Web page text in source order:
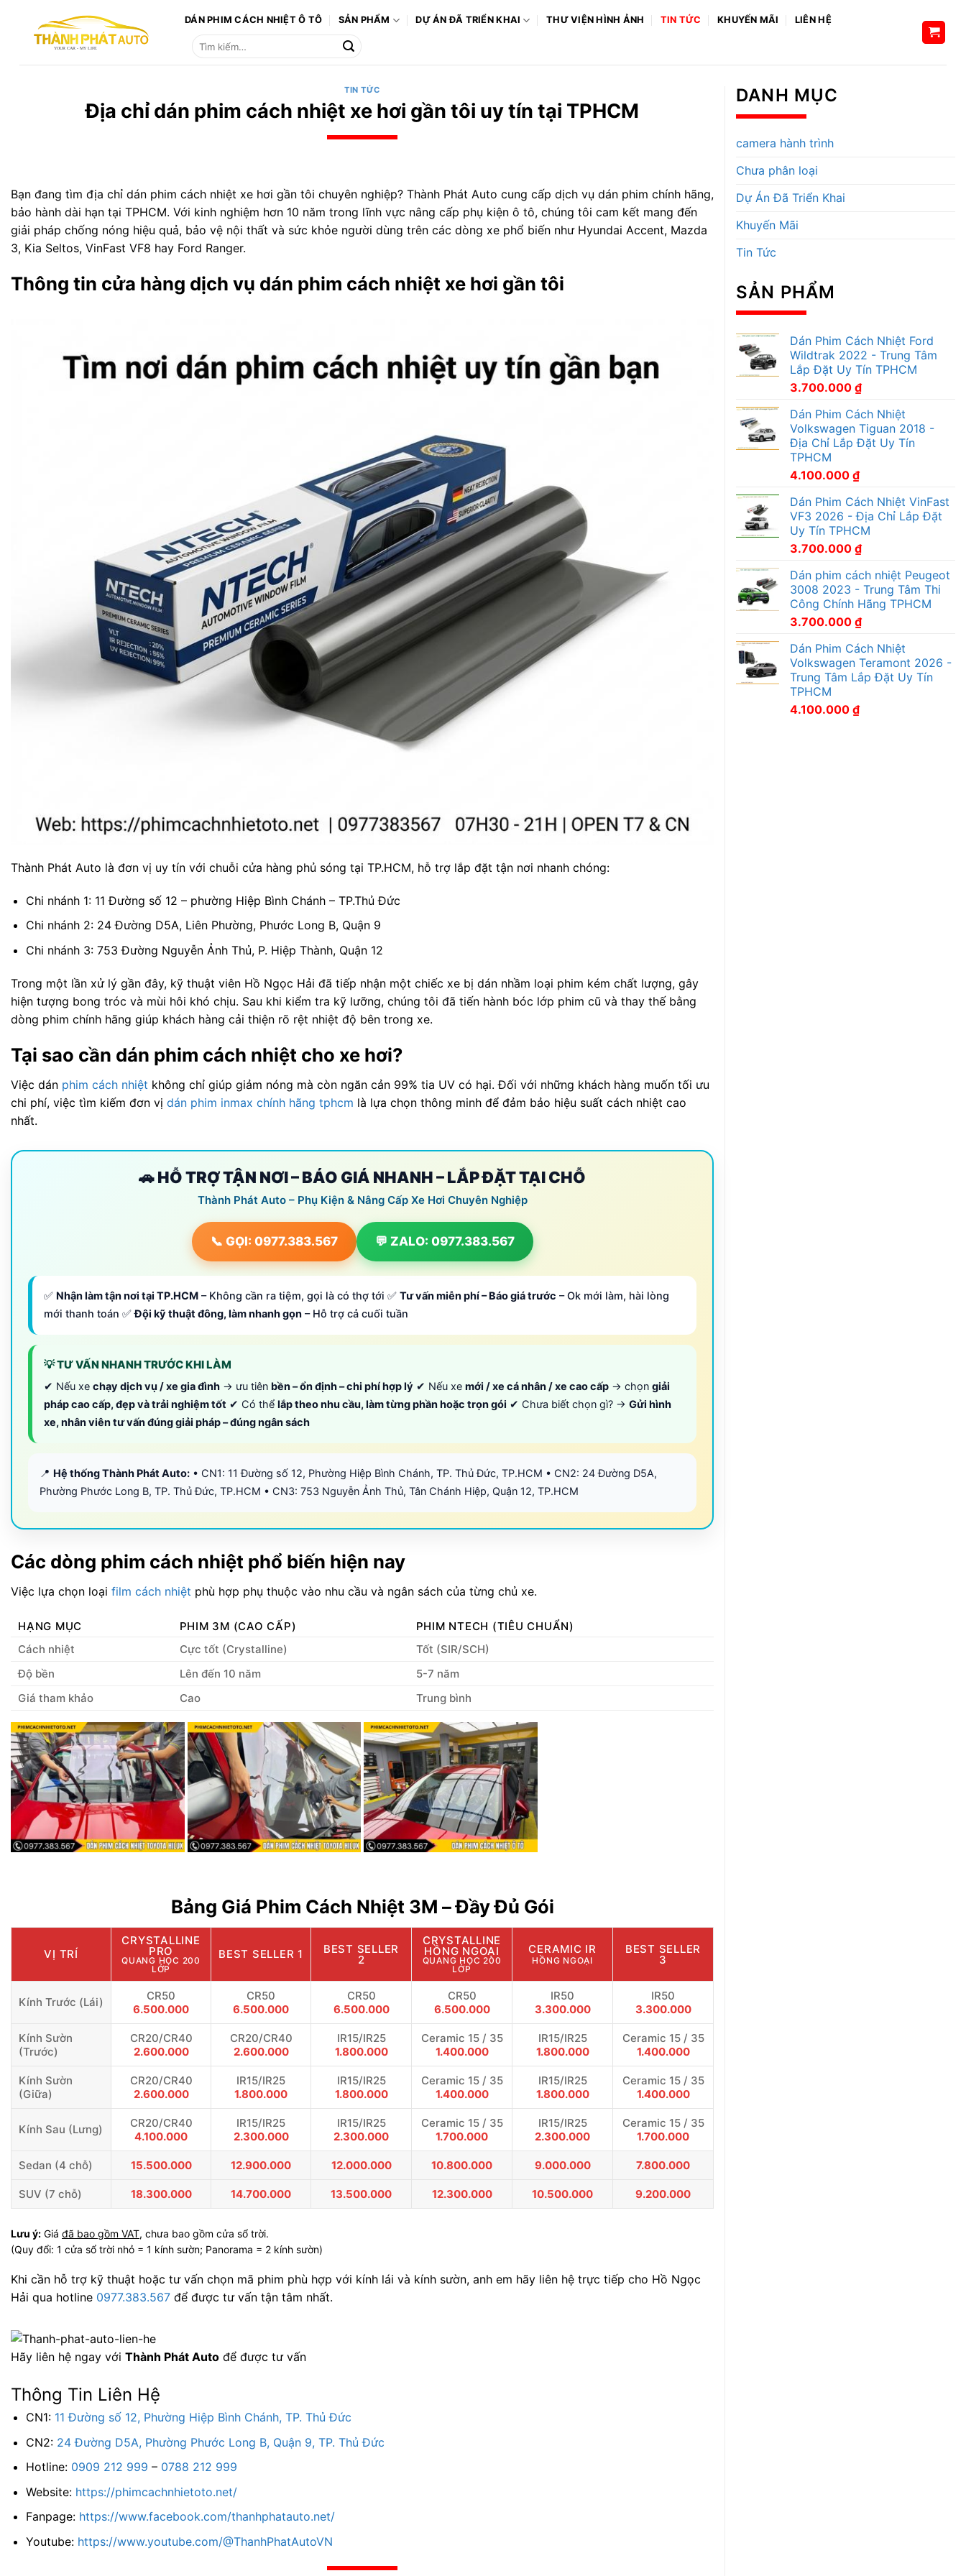
dung
DÁN PHIM CÁCH NHIỆT Ô TÔ SẢN PHẨM DỰ ÁN ĐÃ TRIỂN KHAI THƯ VIỆN HÌNH ẢNH TIN TỨC KHUYẾN MÃI
LIÊN HỆ
Tìm
TIN TỨC
Địa chỉ dán phim cách nhiệt xe hơi gần tôi uy tín tại TPHCM
Bạn đang tìm địa chỉ dán phim cách nhiệt xe hơi gần tôi chuyên nghiệp? Thành Phát Auto cung cấp dịch vụ dán phim chính hãng,
bảo hành dài hạn tại TPHCM. Với kinh nghiệm hơn 10 năm trong lĩnh vực nâng cấp phụ kiện ô tô, chúng tôi cam kết mang đến
giải pháp chống nóng hiệu quả, bảo vệ nội thất và sức khỏe người dùng trên các dòng xe phổ biến như Hyundai Accent, Mazda
3, Kia Seltos, VinFast VF8 hay Ford Ranger.
Thông tin cửa hàng dịch vụ dán phim cách nhiệt xe hơi gần tôi
Thành Phát Auto là đơn vị uy tín với chuỗi cửa hàng phủ sóng tại TP.HCM, hỗ trợ lắp đặt tận nơi nhanh chóng:
Chi nhánh 1: 11 Đường số 12 – phường Hiệp Bình Chánh – TP.Thủ Đức
Chi nhánh 2: 24 Đường D5A, Liên Phường, Phước Long B, Quận 9
Chi nhánh 3: 753 Đường Nguyễn Ảnh Thủ, P. Hiệp Thành, Quận 12
Trong một lần xử lý gần đây, kỹ thuật viên Hồ Ngọc Hải đã tiếp nhận một chiếc xe bị dán nhầm loại phim kém chất lượng, gây
hiện tượng bong tróc và mùi hôi khó chịu. Sau khi kiểm tra kỹ lưỡng, chúng tôi đã tiến hành bóc lớp phim cũ và thay thế bằng
dòng phim chính hãng giúp khách hàng cải thiện rõ rệt nhiệt độ bên trong xe.
Tại sao cần dán phim cách nhiệt cho xe hơi?
Việc dán phim cách nhiệt không chỉ giúp giảm nóng mà còn ngăn cản 99% tia UV có hại. Đối với những khách hàng muốn tối ưu
chi phí, việc tìm kiếm đơn vị dán phim inmax chính hãng tphcm là lựa chọn thông minh để đảm bảo hiệu suất cách nhiệt cao
nhất.
🚗 HỖ TRỢ TẬN NƠI – BÁO GIÁ NHANH – LẮP ĐẶT TẠI CHỖ
Thành Phát Auto – Phụ Kiện & Nâng Cấp Xe Hơi Chuyên Nghiệp
📞 GỌI: 0977.383.567 💬 ZALO: 0977.383.567
✅ Nhận làm tận nơi tại TP.HCM – Không cần ra tiệm, gọi là có thợ tới ✅ Tư vấn miễn phí – Báo giá trước – Ok mới làm, hài lòng
mới thanh toán ✅Đội kỹ thuật đông, làm nhanh gọn – Hỗ trợ cả cuối tuần
💡 TƯ VẤN NHANH TRƯỚC KHI LÀM
✔ Nếu xe chạy dịch vụ / xe gia đình → ưu tiên bền – ổn định – chi phí hợp lý ✔ Nếu xe mới / xe cá nhân / xe cao cấp → chọn giải
pháp cao cấp, đẹp và trải nghiệm tốt ✔ Có thể lắp theo nhu cầu, làm từng phần hoặc trọn gói ✔ Chưa biết chọn gì? → Gửi hình
xe, nhân viên tư vấn đúng giải pháp – đúng ngân sách
📍 Hệ thống Thành Phát Auto: • CN1: 11 Đường số 12, Phường Hiệp Bình Chánh, TP. Thủ Đức, TP.HCM • CN2: 24 Đường D5A,
Phường Phước Long B, TP. Thủ Đức, TP.HCM • CN3: 753 Nguyễn Ảnh Thủ, Tân Chánh Hiệp, Quận 12, TP.HCM
Các dòng phim cách nhiệt phổ biến hiện nay
Việc lựa chọn loại film cách nhiệt phù hợp phụ thuộc vào nhu cầu và ngân sách của từng chủ xe.
HẠNG MỤC PHIM 3M (CAO CẤP)
PHIM NTECH (TIÊU CHUẨN)
Cách nhiệt
Cực tốt (Crystalline)
Tốt (SIR/SCH)
Độ bền
Lên đến 10 năm
5-7 năm
Giá tham khảo
Cao Trung bình
Bảng Giá Phim Cách Nhiệt 3M – Đầy Đủ Gói
VỊ TRÍ
CRYSTALLINE
PRO
QUANG HỌC 200
LỚP
BEST SELLER 1 BEST SELLER
2
CRYSTALLINE
HỒNG NGOẠI
QUANG HỌC 200
LỚP
CERAMIC IR
HỒNG NGOẠI
BEST SELLER
3
Kính Trước (Lái)
CR50
6.500.000
CR50
6.500.000
CR50
6.500.000
CR50
6.500.000
IR50
3.300.000
IR50
3.300.000
Kính Sườn
(Trước)
CR20/CR40
2.600.000
CR20/CR40
2.600.000
IR15/IR25
1.800.000
Ceramic 15 / 35
1.400.000
IR15/IR25
1.800.000
Ceramic 15 / 35
1.400.000
Kính Sườn
(Giữa)
CR20/CR40
2.600.000
IR15/IR25
1.800.000
IR15/IR25
1.800.000
Ceramic 15 / 35
1.400.000
IR15/IR25
1.800.000
Ceramic 15 / 35
1.400.000
Kính Sau (Lưng)
CR20/CR40
4.100.000
IR15/IR25
2.300.000
IR15/IR25
2.300.000
Ceramic 15 / 35
1.700.000
IR15/IR25
2.300.000
Ceramic 15 / 35
1.700.000
Sedan (4 chỗ) 15.500.000 12.900.000 12.000.000 10.800.000 9.000.000 7.800.000
SUV (7 chỗ) 18.300.000 14.700.000 13.500.000 12.300.000 10.500.000 9.200.000
Lưu ý: Giá đã bao gồm VAT, chưa bao gồm cửa sổ trời.
(Quy đổi: 1 cửa sổ trời nhỏ = 1 kính sườn; Panorama = 2 kính sườn)
Khi cần hỗ trợ kỹ thuật hoặc tư vấn chọn mã phim phù hợp với kính lái và kính sườn, anh em hãy liên hệ trực tiếp cho Hồ Ngọc
Hải qua hotline 0977.383.567 để được tư vấn tận tâm nhất.
Hãy liên hệ ngay với Thành Phát Auto để được tư vấn
Thông Tin Liên Hệ
CN1: 11 Đường số 12, Phường Hiệp Bình Chánh, TP. Thủ Đức
CN2: 24 Đường D5A, Phường Phước Long B, Quận 9, TP. Thủ Đức
Hotline: 0909 212 999 – 0788 212 999
Website: https://phimcachnhietoto.net/
Fanpage: https://www.facebook.com/thanhphatauto.net/
Youtube: https://www.youtube.com/@ThanhPhatAutoVN
DANH MỤC
camera hành trình
Chưa phân loại
Dự Án Đã Triển Khai
Khuyến Mãi
Tin Tức
SẢN PHẨM
Dán Phim Cách Nhiệt Ford
Wildtrak 2022 - Trung Tâm
Lắp Đặt Uy Tín TPHCM
3.700.000 ₫
Dán Phim Cách Nhiệt
Volkswagen Tiguan 2018 -
Địa Chỉ Lắp Đặt Uy Tín
TPHCM
4.100.000 ₫
Dán Phim Cách Nhiệt VinFast
VF3 2026 - Địa Chỉ Lắp Đặt
Uy Tín TPHCM
3.700.000 ₫
Dán phim cách nhiệt Peugeot
3008 2023 - Trung Tâm Thi
Công Chính Hãng TPHCM
3.700.000 ₫
Dán Phim Cách Nhiệt
Volkswagen Teramont 2026 -
Trung Tâm Lắp Đặt Uy Tín
TPHCM
4.100.000 ₫